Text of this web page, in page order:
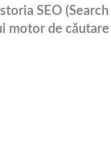
SEO
motor de